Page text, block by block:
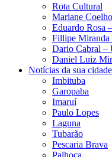
Rota Cultural
Mariane
Eduardo Rosa​
Fillipe Miranda
Dario Cabral –
Daniel Luiz
Notícias da sua cidade
Imbituba
Garopaba
Imaruí
Paulo Lopes
Laguna
Tubarão
Pescaria Brava
Palhoça